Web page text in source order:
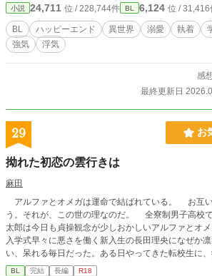
小説 24,711 位 / 228,744件 BL 6,124 位 / 31,416
BL ハッピーエンド 異世界 溺愛 執着
強気
浮気
感
最終更新日
29 お
拗れた初恋の雲行きは
麻田
アルファとオメガは運命で結ばれている。 お互
う。それが、この世の理なのだ。 全寮制男子高校で風紀委員を務める鈴岡凛
太郎は今日も貞操観念が少しおかしいアルファとオメ
入学式早々に悪さを働く新入生の長田理央になぜか
い、呆れる毎日だった。ある日やってきた転校生に
その中で、中等部時代の日々が思い起こされる…。
BL 完結 長編 R18